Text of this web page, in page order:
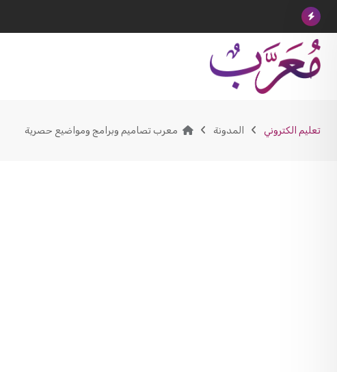
Skip
content
تعليم الكتروني المدونة معرب تصاميم وبرامج ومواضيع حصرية